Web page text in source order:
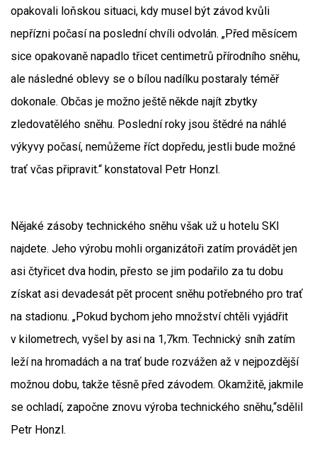
opakovali loňskou situaci, kdy musel být závod kvůli
nepřízni počasí na poslední chvíli odvolán. „Před měsícem
sice opakovaně napadlo třicet centimetrů přírodního sněhu,
ale následné oblevy se o bílou nadílku postaraly téměř
dokonale. Občas je možno ještě někde najít zbytky
zledovatělého sněhu. Poslední roky jsou štědré na náhlé
výkyvy počasí, nemůžeme říct dopředu, jestli bude možné
trať včas připravit.“ konstatoval Petr Honzl.
Nějaké zásoby technického sněhu však už u hotelu SKI
najdete. Jeho výrobu mohli organizátoři zatím provádět jen
asi čtyřicet dva hodin, přesto se jim podařilo za tu dobu
získat asi devadesát pět procent sněhu potřebného pro trať
na stadionu. „Pokud bychom jeho množství chtěli vyjádřit
v kilometrech, vyšel by asi na 1,7km. Technický sníh zatím
leží na hromadách a na trať bude rozvážen až v nejpozdější
možnou dobu, takže těsně před závodem. Okamžitě, jakmile
se ochladí, započne znovu výroba technického sněhu,“sdělil
Petr Honzl.